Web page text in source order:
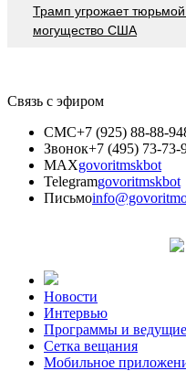
Трамп угрожает
могущество США
Связь с эфиром
СМС+7 (925) 88-88-
Звонок+7 (495) 73-73-
MAXgovoritmskbot
Telegramgovoritmskbot
Письмо
Новости
Интервью
Программы и ведущие
Сетка вещания
Мобильное